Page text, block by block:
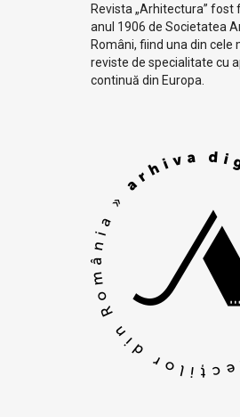
Revista „Arhitectura” fost
anul 1906 de Societatea
Români, fiind una din cele
reviste de specialitate cu
continuă din Europa.